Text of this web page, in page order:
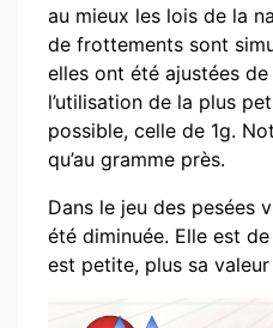
au mieux les lois de la
de frottements sont
elles ont été ajustées
l’utilisation de la plus
possible, celle de 1g.
qu’au gramme près.
Dans le jeu des pesées
été diminuée. Elle est
est petite, plus sa